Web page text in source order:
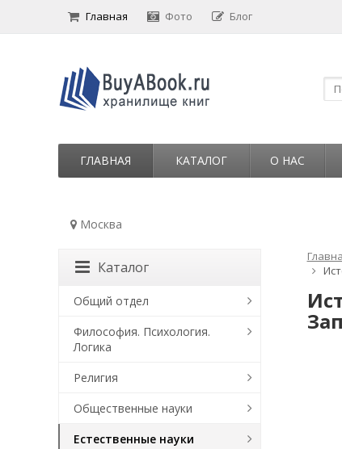
Главная Фото Блог
ГЛАВНАЯ КАТАЛОГ О НАС
Москва
Каталог
Общий отдел
Философия. Психология.
Логика
Религия
Общественные науки
Естественные науки